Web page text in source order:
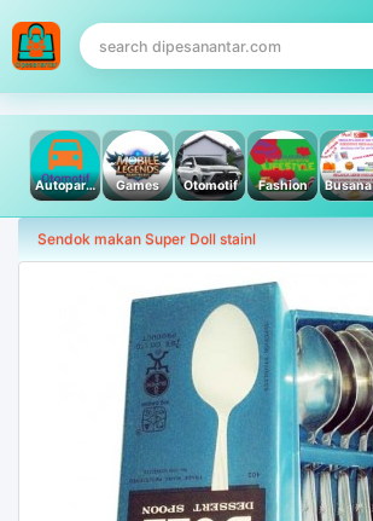
Autoparts Games Otomotif Fashion
Sendok makan Super Doll stainl